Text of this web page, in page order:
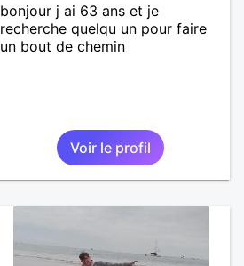
bonjour j ai 63 ans et je
recherche quelqu un pour faire
un bout de chemin
Voir le profil